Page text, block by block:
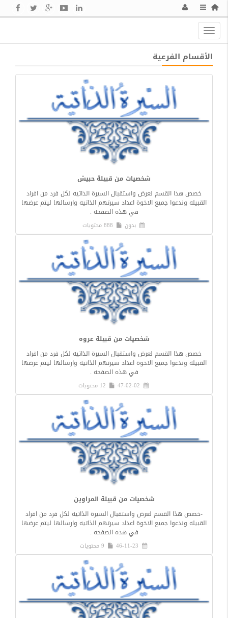
Toggle
navigation
الأقسام الفرعية
شخصيات من قبيلة حبيش
خصص هذا القسم لعرض واستقبال السيرة الذاتيه لكل فرد من افراد
القبيله وندعوا جميع الاخوة اعداد سيرتهم الذاتيه وارسالها ليتم عرضها
في هذه الصفحه .
بدون
شخصيات من قبيلة عروه
خصص هذا القسم لعرض واستقبال السيرة الذاتيه لكل فرد من افراد
القبيله وندعوا جميع الاخوة اعداد سيرتهم الذاتيه وارسالها ليتم عرضها
في هذه الصفحه .
47-02-02
شخصيات من قبيلة المراوين
-خصص هذا القسم لعرض واستقبال السيرة الذاتيه لكل فرد من افراد
القبيله وندعوا جميع الاخوة اعداد سيرتهم الذاتيه وارسالها ليتم عرضها
في هذه الصفحه .
46-11-23